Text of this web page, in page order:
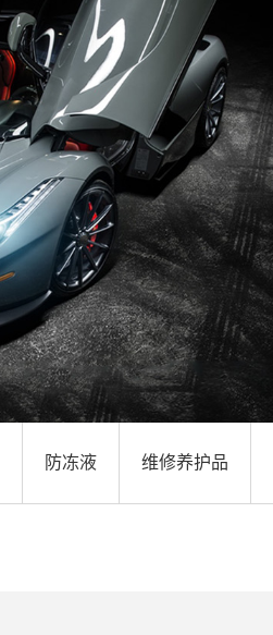
防冻液 维修养护品